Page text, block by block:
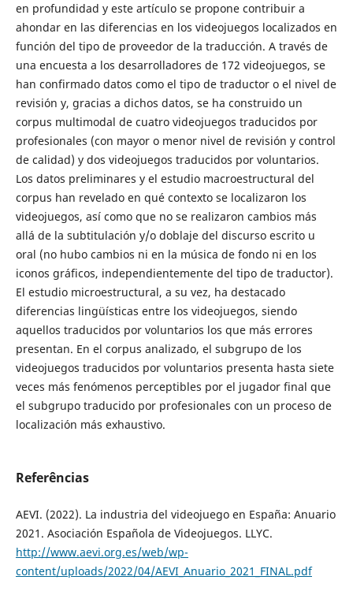
en profundidad y este artículo se propone contribuir a
ahondar en las diferencias en los videojuegos localizados en
función del tipo de proveedor de la traducción. A través de
una encuesta a los desarrolladores de 172 videojuegos, se
han confirmado datos como el tipo de traductor o el nivel de
revisión y, gracias a dichos datos, se ha construido un
corpus multimodal de cuatro videojuegos traducidos por
profesionales (con mayor o menor nivel de revisión y control
de calidad) y dos videojuegos traducidos por voluntarios.
Los datos preliminares y el estudio macroestructural del
corpus han revelado en qué contexto se localizaron los
videojuegos, así como que no se realizaron cambios más
allá de la subtitulación y/o doblaje del discurso escrito u
oral (no hubo cambios ni en la música de fondo ni en los
iconos gráficos, independientemente del tipo de traductor).
El estudio microestructural, a su vez, ha destacado
diferencias lingüísticas entre los videojuegos, siendo
aquellos traducidos por voluntarios los que más errores
presentan. En el corpus analizado, el subgrupo de los
videojuegos traducidos por voluntarios presenta hasta siete
veces más fenómenos perceptibles por el jugador final que
el subgrupo traducido por profesionales con un proceso de
localización más exhaustivo.
Referências
AEVI. (2022). La industria del videojuego en España: Anuario
2021. Asociación Española de Videojuegos. LLYC.
http://www.aevi.org.es/web/wp-
content/uploads/2022/04/AEVI_Anuario_2021_FINAL.pdf